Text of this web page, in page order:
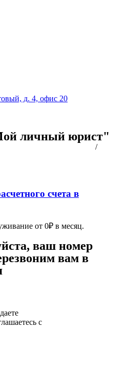
д. 4, офис 20
личный юрист"
/
счета в
от 0₽ в месяц.
ваш номер
вам в
с